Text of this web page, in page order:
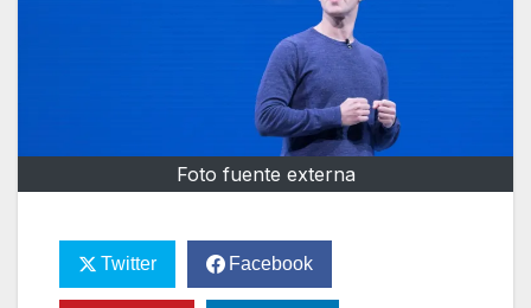
Foto fuente externa
Twitter Facebook